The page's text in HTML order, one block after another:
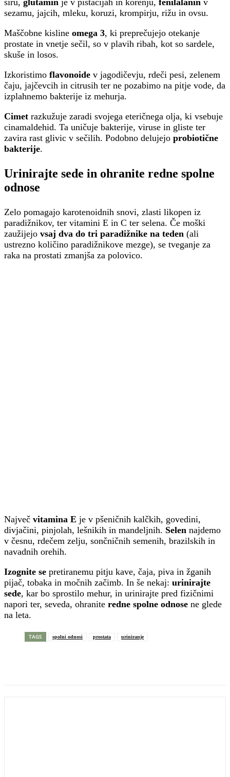
siru, glutamin je v pistacijah in korenju, fenilalanin v
sezamu, jajcih, mleku, koruzi, krompirju, rižu in ovsu.
Maščobne kisline omega 3, ki preprečujejo otekanje
prostate in vnetje sečil, so v plavih ribah, kot so sardele,
skuše in losos.
Izkoristimo flavonoide v jagodičevju, rdeči pesi, zelenem
čaju, jajčevcih in citrusih ter ne pozabimo na pitje vode, da
izplahnemo bakterije iz mehurja.
Cimet razkužuje zaradi svojega eteričnega olja, ki vsebuje
cinamaldehid. Ta uničuje bakterije, viruse in gliste ter
zavira rast glivic v sečilih. Podobno delujejo probiotične
bakterije.
Urinirajte sede in ohranite redne spolne
odnose
Zelo pomagajo karotenoidnih snovi, zlasti likopen iz
paradižnikov, ter vitamini E in C ter selena. Če moški
zaužijejo vsaj dva do tri paradižnike na teden (ali
ustrezno količino paradižnikove mezge), se tveganje za
raka na prostati zmanjša za polovico.
Največ vitamina E je v pšeničnih kalčkih, govedini,
divjačini, pinjolah, lešnikih in mandeljnih. Selen najdemo
v česnu, rdečem zelju, sončničnih semenih, brazilskih in
navadnih orehih.
Izognite se pretiranemu pitju kave, čaja, piva in žganih
pijač, tobaka in močnih začimb. In še nekaj: urinirajte
sede, kar bo sprostilo mehur, in urinirajte pred fizičnimi
napori ter, seveda, ohranite redne spolne odnose ne glede
na leta.
TAGS spolni odnosi prostata uriniranje